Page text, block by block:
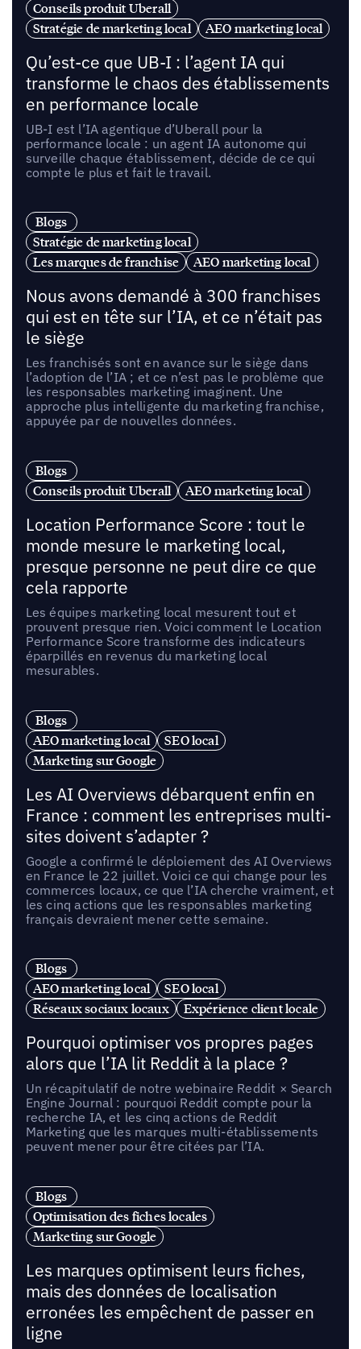
Conseils produit Uberall
Stratégie de marketing local
AEO marketing local
Qu’est-ce que UB-I : l’agent IA qui
transforme le chaos des établissements
en performance locale
UB-I est l’IA agentique d’Uberall pour la
performance locale : un agent IA autonome qui
surveille chaque établissement, décide de ce qui
compte le plus et fait le travail.
Blogs
Stratégie de marketing local
Les marques de franchise
AEO marketing local
Nous avons demandé à 300 franchises
qui est en tête sur l’IA, et ce n’était pas
le siège
Les franchisés sont en avance sur le siège dans
l’adoption de l’IA ; et ce n’est pas le problème que
les responsables marketing imaginent. Une
approche plus intelligente du marketing franchise,
appuyée par de nouvelles données.
Blogs
Conseils produit Uberall
AEO marketing local
Location Performance Score : tout le
monde mesure le marketing local,
presque personne ne peut dire ce que
cela rapporte
Les équipes marketing local mesurent tout et
prouvent presque rien. Voici comment le Location
Performance Score transforme des indicateurs
éparpillés en revenus du marketing local
mesurables.
Blogs
AEO marketing local
SEO local
Marketing sur Google
Les AI Overviews débarquent enfin en
France : comment les entreprises multi-
sites doivent s’adapter ?
Google a confirmé le déploiement des AI Overviews
en France le 22 juillet. Voici ce qui change pour les
commerces locaux, ce que l’IA cherche vraiment, et
les cinq actions que les responsables marketing
français devraient mener cette semaine.
Blogs
AEO marketing local
SEO local
Réseaux sociaux locaux
Expérience client locale
Pourquoi optimiser vos propres pages
alors que l’IA lit Reddit à la place ?
Un récapitulatif de notre webinaire Reddit × Search
Engine Journal : pourquoi Reddit compte pour la
recherche IA, et les cinq actions de Reddit
Marketing que les marques multi-établissements
peuvent mener pour être citées par l’IA.
Blogs
Optimisation des fiches locales
Marketing sur Google
Les marques optimisent leurs fiches,
mais des données de localisation
erronées les empêchent de passer en
ligne